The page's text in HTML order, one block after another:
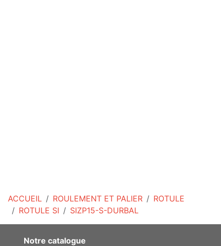
ACCUEIL ROULEMENT ET PALIER
ROTULE
ROTULE SI
SIZP15-S-DURBAL
Notre catalogue